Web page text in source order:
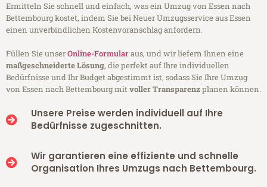
Ermitteln Sie schnell und einfach, was ein Umzug von Essen nach
Bettembourg kostet, indem Sie bei Neuer Umzugsservice aus Essen
einen unverbindlichen Kostenvoranschlag anfordern.
Füllen Sie unserOnline-Formularaus, und wir liefern Ihnen eine
maßgeschneiderte Lösung, die perfekt auf Ihre individuellen
Bedürfnisse und Ihr Budget abgestimmt ist, sodass Sie Ihre Umzug
von Essen nach Bettembourg mitvoller Transparenzplanen können.
Unsere Preise werden individuell auf Ihre
Bedürfnisse zugeschnitten.
Wir garantieren eine effiziente und schnelle
Organisation Ihres Umzugs nach Bettembourg.